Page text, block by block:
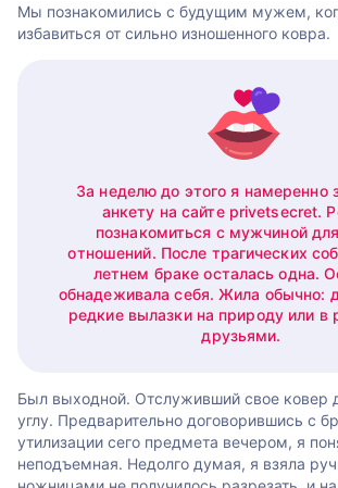
Мы познакомились с будущим мужем,
избавиться от сильно изношенного ковра.
За неделю до этого я намеренно
анкету на сайте privetsecret.
познакомиться с мужчиной
отношений. После трагических
летнем браке осталась одна.
обнадеживала себя. Жила обычно:
редкие вылазки на природу или в
друзьями.
Был выходной. Отслуживший свое ковер
углу. Предварительно договорившись с
утилизации сего предмета вечером, я
неподъемная. Недолго думая, я взяла